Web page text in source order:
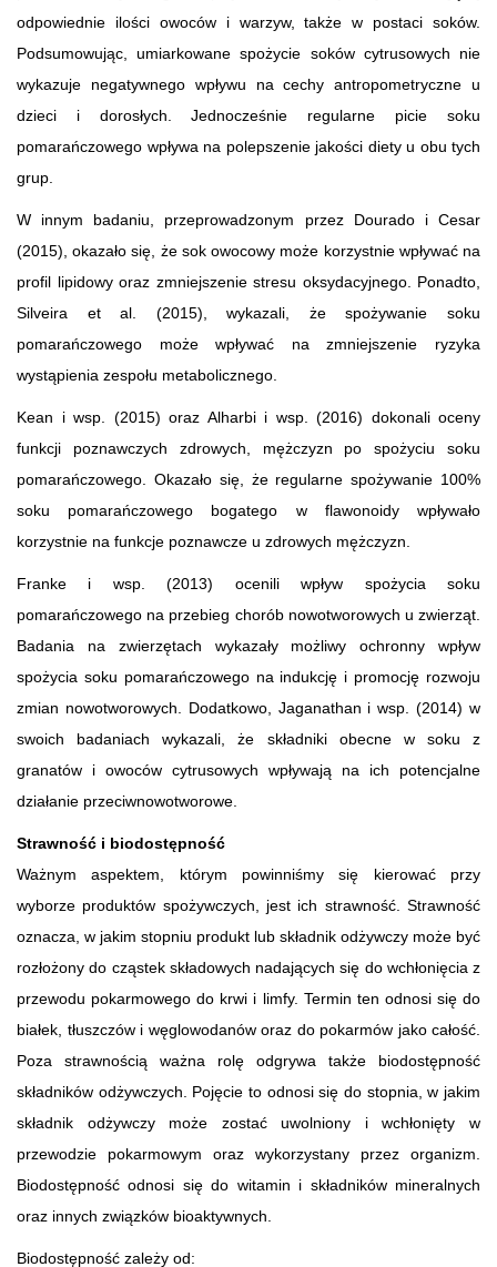
odpowiednie ilości owoców i warzyw, także w postaci soków.
Podsumowując, umiarkowane spożycie soków cytrusowych nie
wykazuje negatywnego wpływu na cechy antropometryczne u
dzieci i dorosłych. Jednocześnie regularne picie soku
pomarańczowego wpływa na polepszenie jakości diety u obu tych
grup.
W innym badaniu, przeprowadzonym przez Dourado i Cesar
(2015), okazało się, że sok owocowy może korzystnie wpływać na
profil lipidowy oraz zmniejszenie stresu oksydacyjnego. Ponadto,
Silveira et al. (2015), wykazali, że spożywanie soku
pomarańczowego może wpływać na zmniejszenie ryzyka
wystąpienia zespołu metabolicznego.
Kean i wsp. (2015) oraz Alharbi i wsp. (2016) dokonali oceny
funkcji poznawczych zdrowych, mężczyzn po spożyciu soku
pomarańczowego. Okazało się, że regularne spożywanie 100%
soku pomarańczowego bogatego w flawonoidy wpływało
korzystnie na funkcje poznawcze u zdrowych mężczyzn.
Franke i wsp. (2013) ocenili wpływ spożycia soku
pomarańczowego na przebieg chorób nowotworowych u zwierząt.
Badania na zwierzętach wykazały możliwy ochronny wpływ
spożycia soku pomarańczowego na indukcję i promocję rozwoju
zmian nowotworowych. Dodatkowo, Jaganathan i wsp. (2014) w
swoich badaniach wykazali, że składniki obecne w soku z
granatów i owoców cytrusowych wpływają na ich potencjalne
działanie przeciwnowotworowe.
Strawność i biodostępność
Ważnym aspektem, którym powinniśmy się kierować przy
wyborze produktów spożywczych, jest ich strawność. Strawność
oznacza, w jakim stopniu produkt lub składnik odżywczy może być
rozłożony do cząstek składowych nadających się do wchłonięcia z
przewodu pokarmowego do krwi i limfy. Termin ten odnosi się do
białek, tłuszczów i węglowodanów oraz do pokarmów jako całość.
Poza strawnością ważna rolę odgrywa także biodostępność
składników odżywczych. Pojęcie to odnosi się do stopnia, w jakim
składnik odżywczy może zostać uwolniony i wchłonięty w
przewodzie pokarmowym oraz wykorzystany przez organizm.
Biodostępność odnosi się do witamin i składników mineralnych
oraz innych związków bioaktywnych.
Biodostępność zależy od: